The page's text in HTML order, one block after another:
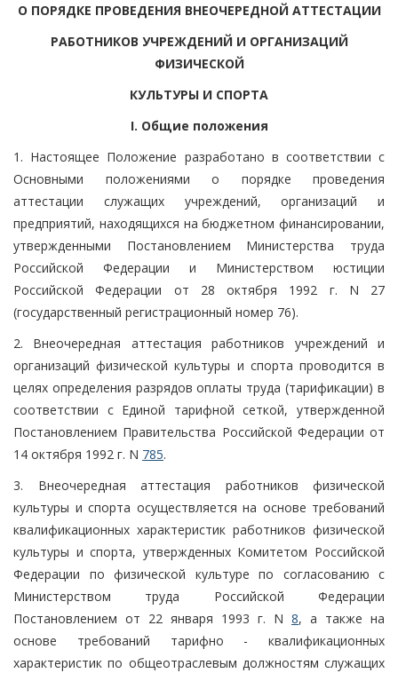
О ПОРЯДКЕ ПРОВЕДЕНИЯ ВНЕОЧЕРЕДНОЙ АТТЕСТАЦИИ
РАБОТНИКОВ УЧРЕЖДЕНИЙ И ОРГАНИЗАЦИЙ
ФИЗИЧЕСКОЙ
КУЛЬТУРЫ И СПОРТА
I. Общие положения
1. Настоящее Положение разработано в соответствии с
Основными положениями о порядке проведения
аттестации служащих учреждений, организаций и
предприятий, находящихся на бюджетном финансировании,
утвержденными Постановлением Министерства труда
Российской Федерации и Министерством юстиции
Российской Федерации от 28 октября 1992 г. N 27
(государственный регистрационный номер 76).
2. Внеочередная аттестация работников учреждений и
организаций физической культуры и спорта проводится в
целях определения разрядов оплаты труда (тарификации) в
соответствии с Единой тарифной сеткой, утвержденной
Постановлением Правительства Российской Федерации от
14 октября 1992 г. N 785.
3. Внеочередная аттестация работников физической
культуры и спорта осуществляется на основе требований
квалификационных характеристик работников физической
культуры и спорта, утвержденных Комитетом Российской
Федерации по физической культуре по согласованию с
Министерством труда Российской Федерации
Постановлением от 22 января 1993 г. N 8, а также на
основе требований тарифно - квалификационных
характеристик по общеотраслевым должностям служащих